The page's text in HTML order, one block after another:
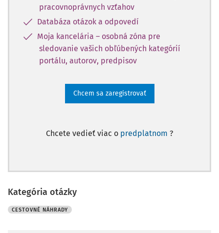
pracovnoprávnych vzťahov
Databáza otázok a odpovedí
Moja kancelária – osobná zóna pre
sledovanie vašich obľúbených kategórií
portálu, autorov, predpisov
Chcem sa zaregistrovať
Chcete vedieť viac o predplatnom ?
Kategória otázky
CESTOVNÉ NÁHRADY